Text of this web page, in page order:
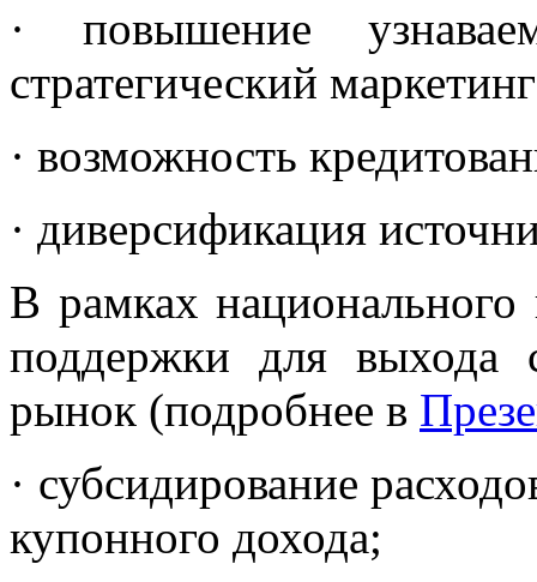
· повышение
стратегический
· возможность
· диверсификация
В рамках
поддержки для
рынок (подробнее в
· субсидирование
купонного дохода;